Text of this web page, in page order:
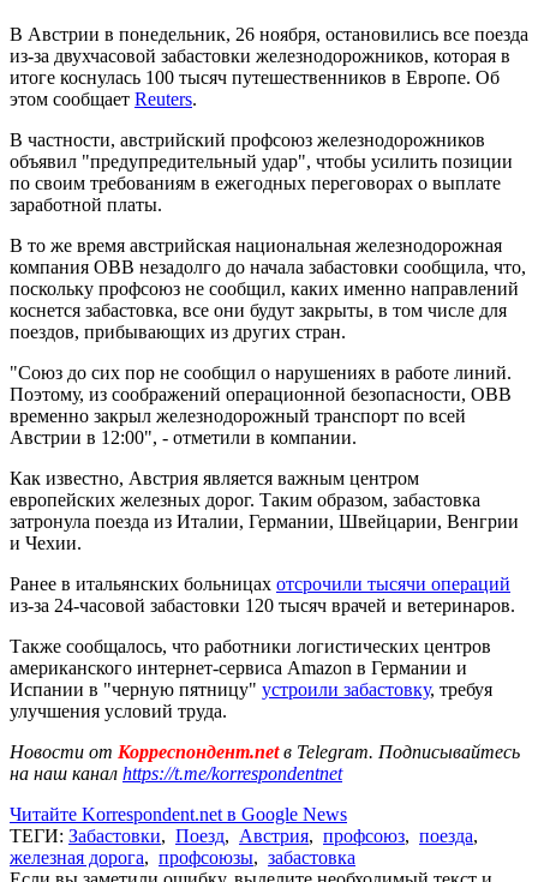
В Австрии в понедельник, 26 ноября, остановились все поезда
из-за двухчасовой забастовки железнодорожников, которая в
итоге коснулась 100 тысяч путешественников в Европе. Об
этом сообщает Reuters.
В частности, австрийский профсоюз железнодорожников
объявил "предупредительный удар", чтобы усилить позиции
по своим требованиям в ежегодных переговорах о выплате
заработной платы.
В то же время австрийская национальная железнодорожная
компания OBB незадолго до начала забастовки сообщила, что,
поскольку профсоюз не сообщил, каких именно направлений
коснется забастовка, все они будут закрыты, в том числе для
поездов, прибывающих из других стран.
"Союз до сих пор не сообщил о нарушениях в работе линий.
Поэтому, из соображений операционной безопасности, OBB
временно закрыл железнодорожный транспорт по всей
Австрии в 12:00", - отметили в компании.
Как известно, Австрия является важным центром
европейских железных дорог. Таким образом, забастовка
затронула поезда из Италии, Германии, Швейцарии, Венгрии
и Чехии.
Ранее в итальянских больницах отсрочили тысячи операций
из-за 24-часовой забастовки 120 тысяч врачей и ветеринаров.
Также сообщалось, что работники логистических центров
американского интернет-сервиса Amazon в Германии и
Испании в "черную пятницу" устроили забастовку, требуя
улучшения условий труда.
Новости от Корреспондент.netв Telegram. Подписывайтесь
на наш канал https://t.me/korrespondentnet
Читайте Korrespondent.net в Google News
ТЕГИ: Забастовки, Поезд, Австрия, профсоюз, поезда,
железная дорога, профсоюзы, забастовка